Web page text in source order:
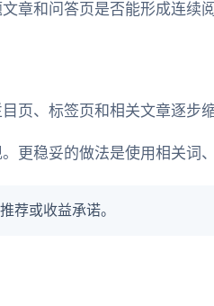
章和问答页是否能形成连续阅
页、标签页和相关文章逐步
更稳妥的做法是使用相关词
荐或收益承诺。